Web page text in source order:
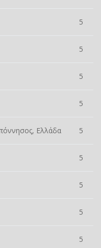
5
5
5
5
Ελλάδα 5
5
5
5
5